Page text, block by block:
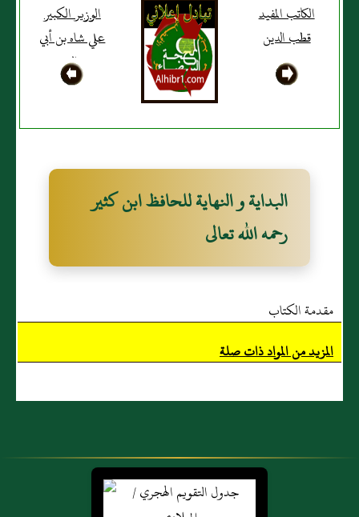
الكاتب المفيد
قطب الدين
الوزير الكبير
علي شاه بن أبي
بكر التبريزي
البداية و النهاية للحافظ ابن كثير
رحمه الله تعالى
مقدمة الكتاب
المزيد من المواد ذات صلة